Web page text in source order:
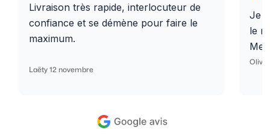
Livraison très rapide, interlocuteur de
confiance et se démène pour faire le
maximum.
Laëty 12 novembre
Je
le